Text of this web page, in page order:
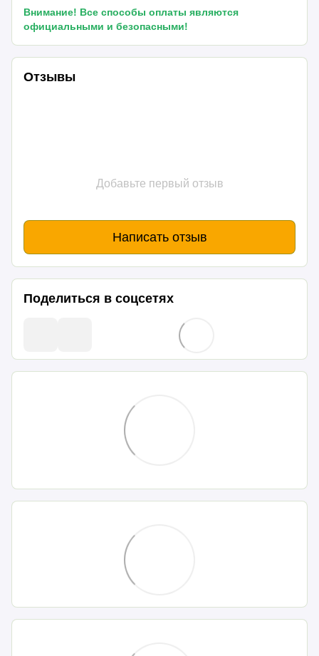
Внимание! Все способы оплаты являются
официальными и безопасными!
Отзывы
Добавьте первый отзыв
Написать отзыв
Поделиться в соцсетях